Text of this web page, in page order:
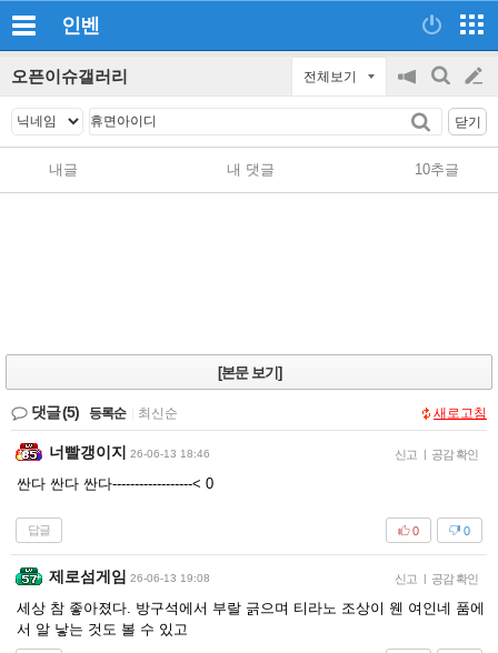
인벤
오픈이슈갤러리 전체보기
공
지
on/off
검
글
쓰
닫기
내글 내 댓글 10추글
[본문 보기]
댓글(5) 등록순 최신순 새로고침
너빨갱이지 26-06-13 18:46 신고 | 공감 확인
싼다 싼다 싼다-----------‐------< 0
답글 0
0
제로섬게임 26-06-13 19:08 신고 | 공감 확인
세상 참 좋아졌다. 방구석에서 부랄 긁으며 티라노 조상이 웬 여인네 품에
서 알 낳는 것도 볼 수 있고